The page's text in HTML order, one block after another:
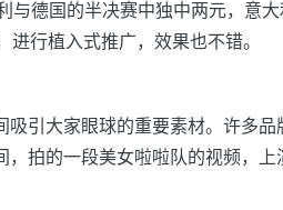
与德国的半决赛中独中两元，意
行植入式推广，效果也不错。
引大家眼球的重要素材。许多
拍的一段美女啦啦队的视频，